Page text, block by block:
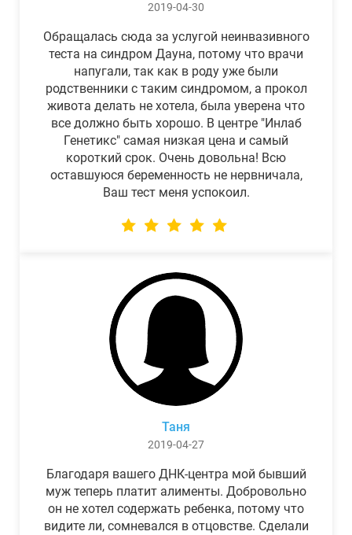
2019-04-30
Обращалась сюда за услугой неинвазивного
теста на синдром Дауна, потому что врачи
напугали, так как в роду уже были
родственники с таким синдромом, а прокол
живота делать не хотела, была уверена что
все должно быть хорошо. В центре "Инлаб
Генетикс" самая низкая цена и самый
короткий срок. Очень довольна! Всю
оставшуюся беременность не нервничала,
Ваш тест меня успокоил.
Таня
2019-04-27
Благодаря вашего ДНК-центра мой бывший
муж теперь платит алименты. Добровольно
он не хотел содержать ребенка, потому что
видите ли, сомневался в отцовстве. Сделали